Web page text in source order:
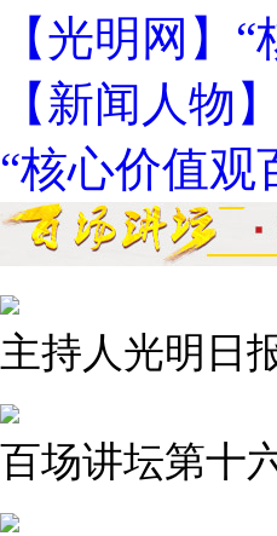
【光明网】
【新闻人物
“核心价值观
主持人光明日
百场讲坛第十